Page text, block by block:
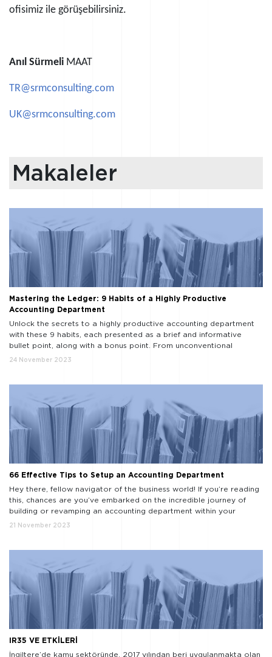
ofisimiz ile görüşebilirsiniz.
Anıl Sürmeli MAAT
TR@srmconsulting.com
UK@srmconsulting.com
Makaleler
Mastering the Ledger: 9 Habits of a Highly Productive
Accounting Department
Unlock the secrets to a highly productive accounting department
with these 9 habits, each presented as a brief and informative
bullet point, along with a bonus point. From unconventional
strategies to time-tested methods, this list guides you on the path
24 November 2023
66 Effective Tips to Setup an Accounting Department
Hey there, fellow navigator of the business world! If you’re reading
this, chances are you’ve embarked on the incredible journey of
building or revamping an accounting department within your
organization. Well, let me tell you, you’re in for an adventure, and
21 November 2023
IR35 VE ETKİLERİ
İngiltere’de kamu sektöründe, 2017 yılından beri uygulanmakta olan